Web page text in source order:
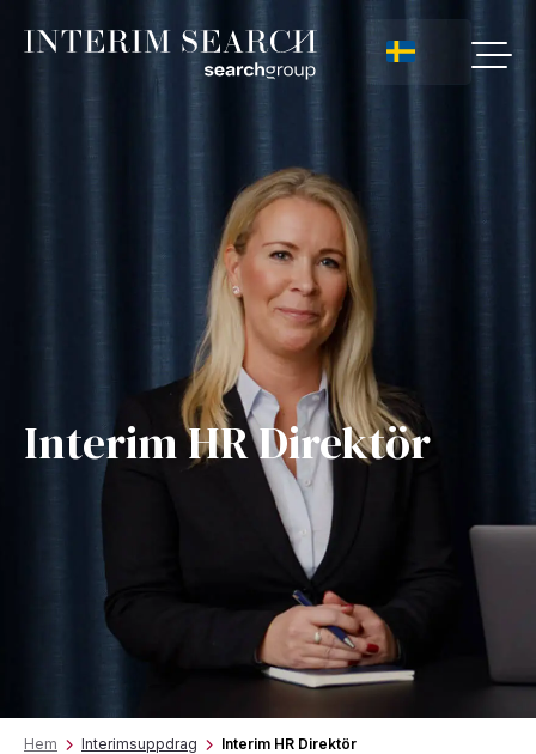
Interim HR Direktör
Hem Interimsuppdrag Interim HR Direktör